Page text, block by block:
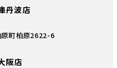
丹波店
町柏原2622-6
阪店